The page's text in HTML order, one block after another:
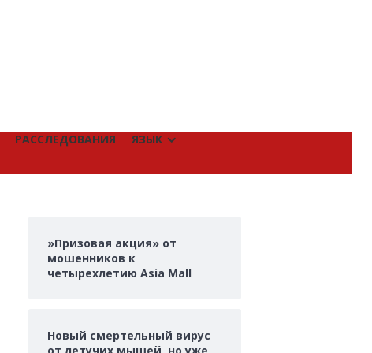
РАССЛЕДОВАНИЯ ЯЗЫК
»Призовая акция» от
мошенников к
четырехлетию Asia Mall
Новый смертельный вирус